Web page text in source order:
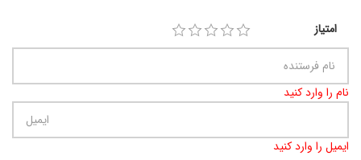
امتیاز
نام را وارد کنید
ایمیل را وارد کنید